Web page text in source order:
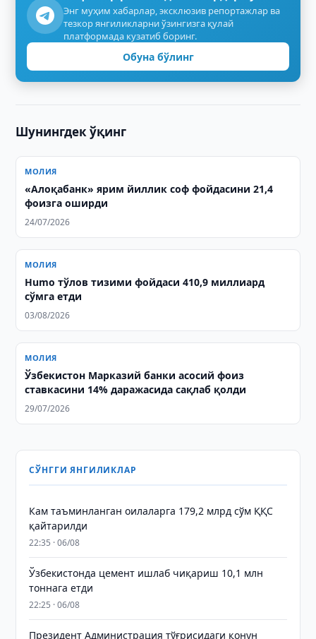
Энг муҳим хабарлар, эксклюзив репортажлар ва
тезкор янгиликларни ўзингизга қулай
платформада кузатиб боринг.
Обуна бўлинг
Шунингдек ўқинг
МОЛИЯ
«Алоқабанк» ярим йиллик соф фойдасини 21,4
фоизга оширди
24/07/2026
МОЛИЯ
Humo тўлов тизими фойдаси 410,9 миллиард
сўмга етди
03/08/2026
МОЛИЯ
Ўзбекистон Марказий банки асосий фоиз
ставкасини 14% даражасида сақлаб қолди
29/07/2026
СЎНГГИ ЯНГИЛИКЛАР
Кам таъминланган оилаларга 179,2 млрд сўм ҚҚС
қайтарилди
22:35 · 06/08
Ўзбекистонда цемент ишлаб чиқариш 10,1 млн
тоннага етди
22:25 · 06/08
Президент Администрация тўғрисидаги қонун